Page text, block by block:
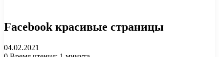
Facebook красивые страницы
04.02.2021